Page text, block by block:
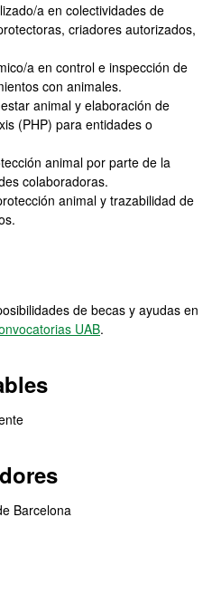
a en colectividades de
criadores autorizados,
a en control e inspección de
con animales.
animal y elaboración de
(PHP) para entidades o
animal por parte de la
colaboradoras.
animal y trazabilidad de
de becas y ayudas en
UAB.
Barcelona